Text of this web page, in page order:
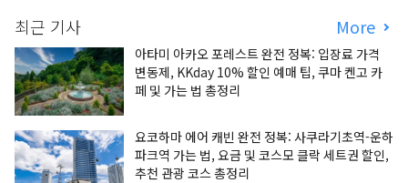
최근 기사 More
아타미 아카오 포레스트 완전 정복: 입장료 가격
변동제, KKday 10% 할인 예매 팁, 쿠마 켄고 카
페 및 가는 법 총정리
요코하마 에어 캐빈 완전 정복: 사쿠라기초역-운하
파크역 가는 법, 요금 및 코스모 클락 세트권 할인,
추천 관광 코스 총정리